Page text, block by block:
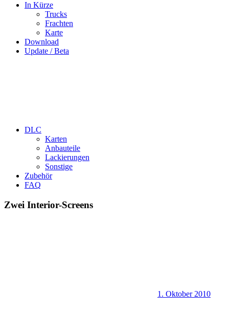
In Kürze
Trucks
Frachten
Karte
Download
Update / Beta
DLC
Karten
Anbauteile
Lackierungen
Sonstige
Zubehör
FAQ
Zwei Interior-Screens
1. Oktober 2010